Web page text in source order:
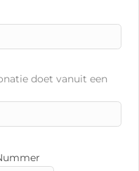
doet vanuit een